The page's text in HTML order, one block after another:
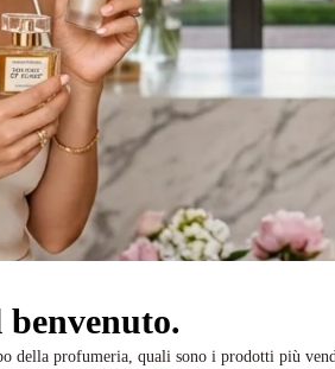
della profumeria, quali sono i prodotti più